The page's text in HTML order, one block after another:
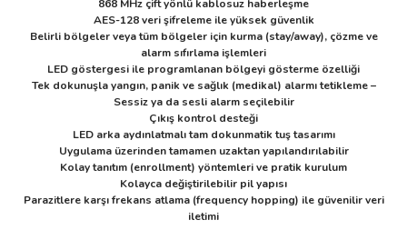
868 MHz çift yönlü kablosuz haberleşme
AES-128 veri şifreleme ile yüksek güvenlik
Belirli bölgeler veya tüm bölgeler için kurma (stay/away), çözme ve
alarm sıfırlama işlemleri
LED göstergesi ile programlanan bölgeyi gösterme özelliği
Tek dokunuşla yangın, panik ve sağlık (medikal) alarmı tetikleme –
Sessiz ya da sesli alarm seçilebilir
Çıkış kontrol desteği
LED arka aydınlatmalı tam dokunmatik tuş tasarımı
Uygulama üzerinden tamamen uzaktan yapılandırılabilir
Kolay tanıtım (enrollment) yöntemleri ve pratik kurulum
Kolayca değiştirilebilir pil yapısı
Parazitlere karşı frekans atlama (frequency hopping) ile güvenilir veri
iletimi